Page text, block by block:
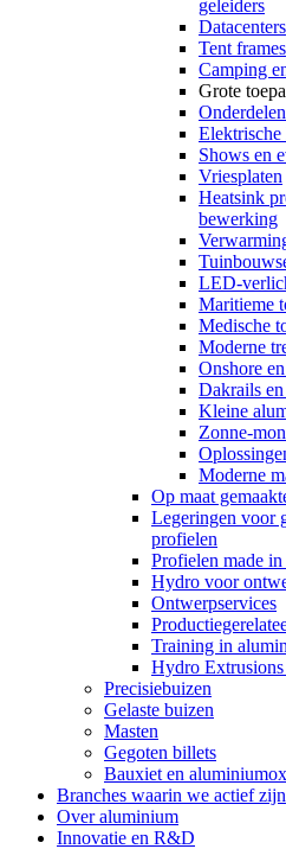
geleiders
Datacenters
Tent frames
Camping
Grote
Elektrische
Shows en
Vriesplaten
Heatsink
bewerking
LED-
Maritieme
Medische
Moderne
Onshore
Dakrails
Kleine
Zonne-
Moderne
Op maat
Legeringen voor
profielen
Profielen made
Hydro voor
Ontwerpservices
Training in
Hydro Extrusions
Precisiebuizen
Gelaste buizen
Masten
Gegoten billets
Bauxiet en
Branches waarin we actief zijn
Over aluminium
Innovatie en R&D